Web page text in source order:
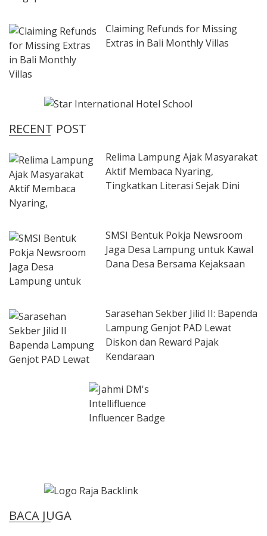
Claiming Refunds for Missing
Extras in Bali Monthly Villas
RECENT POST
Relima Lampung Ajak Masyarakat
Aktif Membaca Nyaring,
Tingkatkan Literasi Sejak Dini
SMSI Bentuk Pokja Newsroom
Jaga Desa Lampung untuk Kawal
Dana Desa Bersama Kejaksaan
Sarasehan Sekber Jilid II: Bapenda
Lampung Genjot PAD Lewat
Diskon dan Reward Pajak
Kendaraan
BACA JUGA